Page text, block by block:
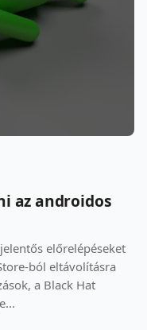
az androidos
előrelépéseket
ból eltávolításra
a Black Hat